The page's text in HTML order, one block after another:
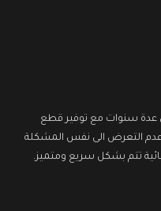
عدة سنوات مع توفير قطع
التعرض الى نفس المشكلة
تتم بشكل سريع ومتميز.